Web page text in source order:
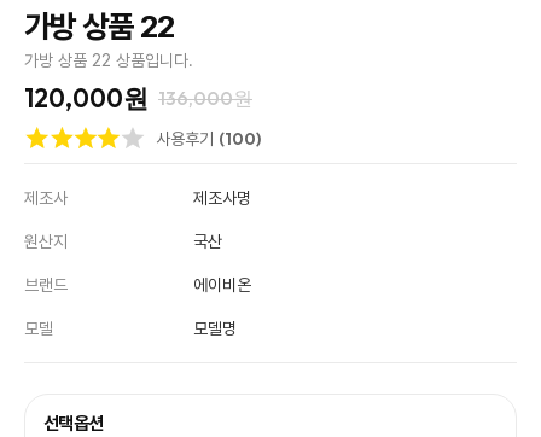
가방 상품 22
가방 상품 22 상품입니다.
120,000원 136,000원
사용후기 (100)
제조사 제조사명
원산지 국산
브랜드 에이비온
모델 모델명
선택옵션